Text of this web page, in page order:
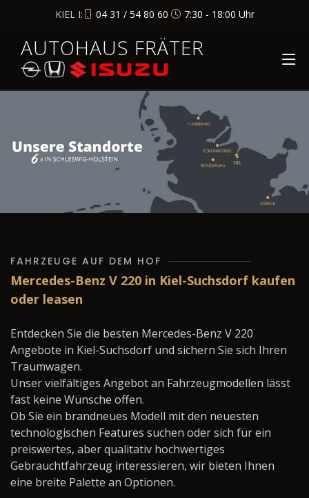
KIEL I: 04 31 / 54 80 60 7:30 - 18:00 Uhr
AUTOHAUS FRÄTER
FAHRZEUGE AUF DEM HOF
Mercedes-Benz V 220 in Kiel-Suchsdorf kaufen
oder leasen
Entdecken Sie die besten Mercedes-Benz V 220
Angebote in Kiel-Suchsdorf und sichern Sie sich Ihren
Traumwagen.
Unser vielfältiges Angebot an Fahrzeugmodellen lässt
fast keine Wünsche offen.
Ob Sie ein brandneues Modell mit den neuesten
technologischen Features suchen oder sich für ein
preiswertes, aber qualitativ hochwertiges
Gebrauchtfahrzeug interessieren, wir bieten Ihnen
eine breite Palette an Optionen.